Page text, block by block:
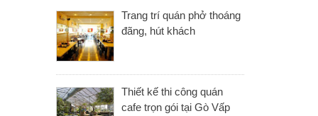
Trang trí quán phở thoáng
đãng, hút khách
Thiết kế thi công quán
cafe trọn gói tại Gò Vấp